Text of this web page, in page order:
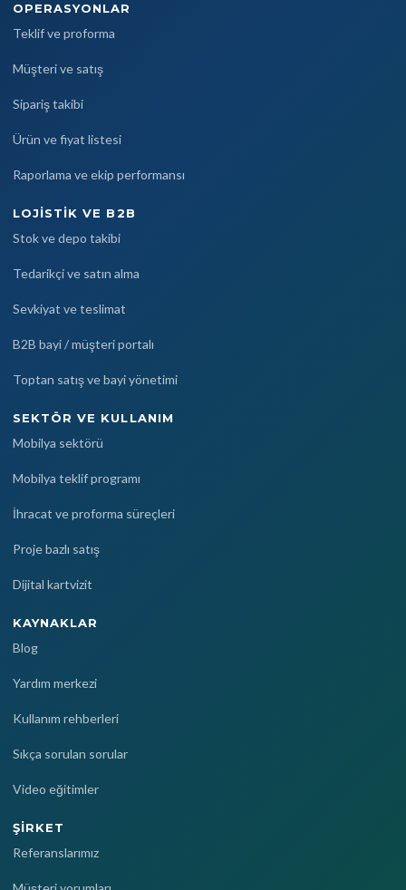
OPERASYONLAR
Teklif ve proforma
Müşteri ve satış
Sipariş takibi
Ürün ve fiyat listesi
Raporlama ve ekip performansı
LOJISTIK VE B2B
Stok ve depo takibi
Tedarikçi ve satın alma
Sevkiyat ve teslimat
B2B bayi / müşteri portalı
Toptan satış ve bayi yönetimi
SEKTÖR VE KULLANIM
Mobilya sektörü
Mobilya teklif programı
İhracat ve proforma süreçleri
Proje bazlı satış
Dijital kartvizit
KAYNAKLAR
Blog
Yardım merkezi
Kullanım rehberleri
Sıkça sorulan sorular
Video eğitimler
ŞIRKET
Referanslarımız